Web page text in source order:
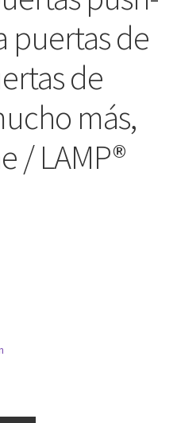
puertas de
de
más,
/ LAMP®